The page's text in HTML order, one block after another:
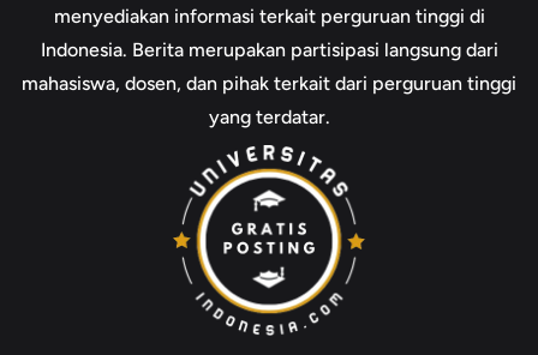
menyediakan informasi terkait perguruan tinggi di
Indonesia. Berita merupakan partisipasi langsung dari
mahasiswa, dosen, dan pihak terkait dari perguruan tinggi
yang terdatar.